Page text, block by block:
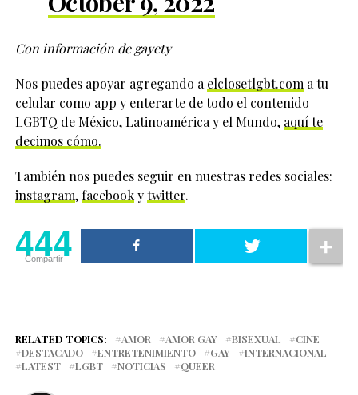
Con información de gayety
Nos puedes apoyar agregando a elclosetlgbt.com a tu
celular como app y enterarte de todo el contenido
LGBTQ de México, Latinoamérica y el Mundo, aquí te
decimos cómo.
También nos puedes seguir en nuestras redes sociales:
instagram, facebookytwitter.
444
Compartir
RELATED TOPICS: AMOR AMOR GAY BISEXUAL
CINE
DESTACADO
ENTRETENIMIENTO GAY
INTERNACIONAL
LATEST
LGBT NOTICIAS QUEER